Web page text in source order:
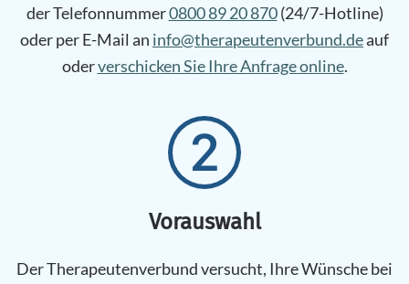
der Telefonnummer0800 89 20 870 (24/7-Hotline)
oder per E-Mail an info@therapeutenverbund.deauf
oderverschicken Sie Ihre Anfrage online.
Vorauswahl
Der Therapeutenverbund versucht, Ihre Wünsche bei